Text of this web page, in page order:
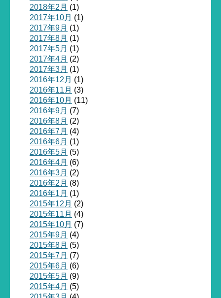
2018年2月 (1)
2017年10月 (1)
2017年9月 (1)
2017年8月 (1)
2017年5月 (1)
2017年4月 (2)
2017年3月 (1)
2016年12月 (1)
2016年11月 (3)
2016年10月 (11)
2016年9月 (7)
2016年8月 (2)
2016年7月 (4)
2016年6月 (1)
2016年5月 (5)
2016年4月 (6)
2016年3月 (2)
2016年2月 (8)
2016年1月 (1)
2015年12月 (2)
2015年11月 (4)
2015年10月 (7)
2015年9月 (4)
2015年8月 (5)
2015年7月 (7)
2015年6月 (6)
2015年5月 (9)
2015年4月 (5)